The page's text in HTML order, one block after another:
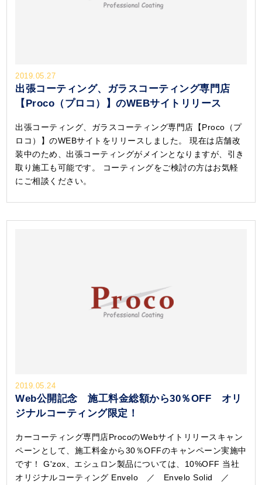
2019.05.27
出張コーティング、ガラスコーティング専門店
【Proco（プロコ）】のWEBサイトリリース
出張コーティング、ガラスコーティング専門店【Proco（プ
ロコ）】のWEBサイトをリリースしました。 現在は店舗改
装中のため、出張コーティングがメインとなりますが、引き
取り施工も可能です。 コーティングをご検討の方はお気軽
にご相談ください。
2019.05.24
Web公開記念 施工料金総額から30％OFF オリ
ジナルコーティング限定！
カーコーティング専門店ProcoのWebサイトリリースキャン
ペーンとして、施工料金から30％OFFのキャンペーン実施中
です！ G'zox、エシュロン製品については、10%OFF 当社
オリジナルコーティング Envelo ／ Envelo Solid ／